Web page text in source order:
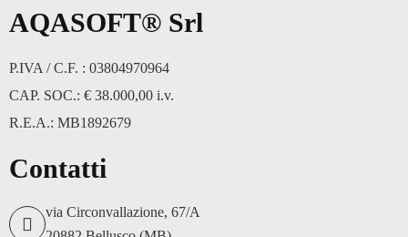
AQASOFT® Srl
P.IVA / C.F. : 03804970964
CAP. SOC.: € 38.000,00 i.v.
R.E.A.: MB1892679
Contatti
via Circonvallazione, 67/A